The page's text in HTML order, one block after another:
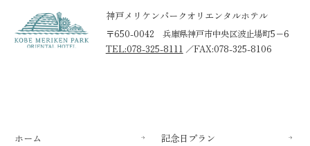
神戸メリケンパークオリエンタルホテル
〒650-0042 兵庫県神戸市中央区波止場町5−6
TEL:078-325-8111 ／FAX:078-325-8106
ホーム 記念日プラン